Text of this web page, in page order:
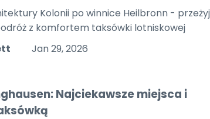
Kolonii po winnice Heilbronn - przeżyj
z komfortem taksówki lotniskowej
Jan 29, 2026
Najciekawsze miejsca i